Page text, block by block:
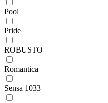
Pool
Pride
ROBUSTO
Romantica
Sensa 1033